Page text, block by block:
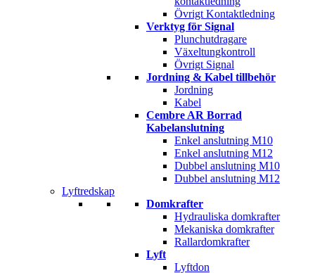
Övrigt Kontaktledning
Verktyg för Signal
Plunchutdragare
Växeltungkontroll
Övrigt Signal
Jordning & Kabel tillbehör
Jordning
Kabel
Cembre AR Borrad
Kabelanslutning
Enkel anslutning M10
Enkel anslutning M12
Dubbel anslutning M10
Dubbel anslutning M12
Lyftredskap
Domkrafter
Hydrauliska domkrafter
Mekaniska domkrafter
Rallardomkrafter
Lyft
Lyftdon